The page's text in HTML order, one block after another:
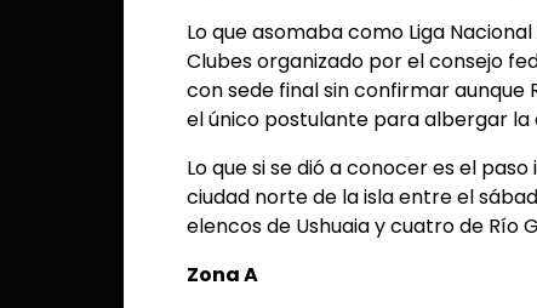
Lo que asomaba como Liga
Clubes organizado por el consejo
con sede final sin confirmar
el único postulante para albergar
Lo que si se dió a conocer es el
ciudad norte de la isla entre el
elencos de Ushuaia y cuatro de Río
Zona A